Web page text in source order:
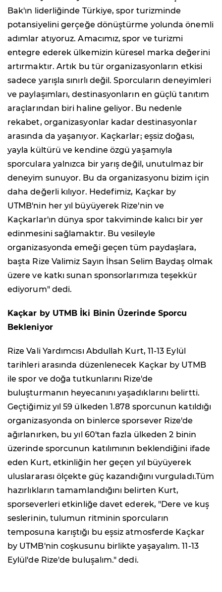
Bak'ın liderliğinde Türkiye, spor turizminde
potansiyelini gerçeğe dönüştürme yolunda önemli
adımlar atıyoruz. Amacımız, spor ve turizmi
entegre ederek ülkemizin küresel marka değerini
artırmaktır. Artık bu tür organizasyonların etkisi
sadece yarışla sınırlı değil. Sporcuların deneyimleri
ve paylaşımları, destinasyonların en güçlü tanıtım
araçlarından biri haline geliyor. Bu nedenle
rekabet, organizasyonlar kadar destinasyonlar
arasında da yaşanıyor. Kaçkarlar; eşsiz doğası,
yayla kültürü ve kendine özgü yaşamıyla
sporculara yalnızca bir yarış değil, unutulmaz bir
deneyim sunuyor. Bu da organizasyonu bizim için
daha değerli kılıyor. Hedefimiz, Kaçkar by
UTMB'nin her yıl büyüyerek Rize'nin ve
Kaçkarlar'ın dünya spor takviminde kalıcı bir yer
edinmesini sağlamaktır. Bu vesileyle
organizasyonda emeği geçen tüm paydaşlara,
başta Rize Valimiz Sayın İhsan Selim Baydaş olmak
üzere ve katkı sunan sponsorlarımıza teşekkür
ediyorum" dedi.
Kaçkar by UTMB İki Binin Üzerinde Sporcu
Bekleniyor
Rize Vali Yardımcısı Abdullah Kurt, 11-13 Eylül
tarihleri arasında düzenlenecek Kaçkar by UTMB
ile spor ve doğa tutkunlarını Rize'de
buluşturmanın heyecanını yaşadıklarını belirtti.
Geçtiğimiz yıl 59 ülkeden 1.878 sporcunun katıldığı
organizasyonda on binlerce sporsever Rize'de
ağırlanırken, bu yıl 60'tan fazla ülkeden 2 binin
üzerinde sporcunun katılımının beklendiğini ifade
eden Kurt, etkinliğin her geçen yıl büyüyerek
uluslararası ölçekte güç kazandığını vurguladı.Tüm
hazırlıkların tamamlandığını belirten Kurt,
sporseverleri etkinliğe davet ederek, "Dere ve kuş
seslerinin, tulumun ritminin sporcuların
temposuna karıştığı bu eşsiz atmosferde Kaçkar
by UTMB'nin coşkusunu birlikte yaşayalım. 11-13
Eylül'de Rize'de buluşalım." dedi.